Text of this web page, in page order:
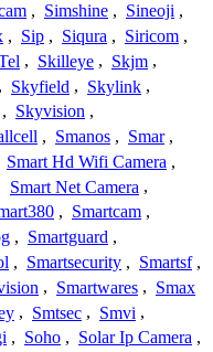
, Simshine , Sineoji ,
, Sip , Siqura , Siricom ,
, Skilleye , Skjm ,
, Skyfield , Skylink ,
, Skyvision ,
, Smanos , Smar ,
Smart Hd Wifi Camera ,
Smart Net Camera ,
, Smartcam ,
, Smartguard ,
, Smartsecurity , Smartsf ,
, Smartwares , Smax
, Smtsec , Smvi ,
, Soho , Solar Ip Camera ,